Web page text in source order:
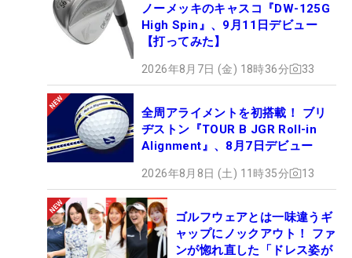
ノーメッキのキャスコ『DW-125G
High Spin』、9月11日デビュー
【打ってみた】
2026年8月7日 (金) 18時36分 33
全周アライメントを初搭載！ ブリ
ヂストン『TOUR B JGR Roll-in
Alignment』、8月7日デビュー
2026年8月8日 (土) 11時35分 13
ゴルフウェアとは一味違うギ
ャップにノックアウト！ ファ
ンが惚れ直した「ドレス姿が